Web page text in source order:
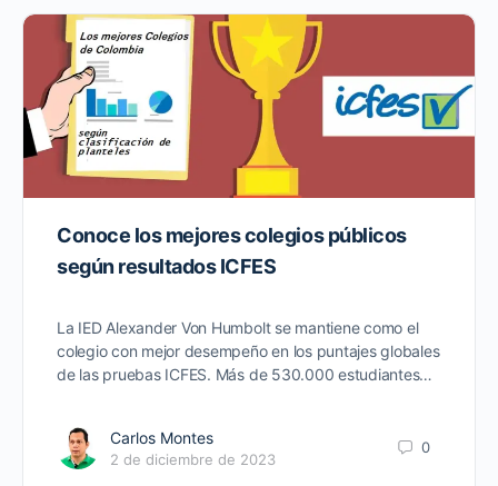
Conoce los mejores colegios públicos
según resultados ICFES
La IED Alexander Von Humbolt se mantiene como el
colegio con mejor desempeño en los puntajes globales
de las pruebas ICFES. Más de 530.000 estudiantes…
Carlos Montes
2 de diciembre de 2023
0